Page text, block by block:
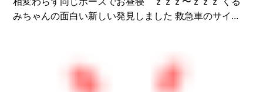
みちゃんの面白い新しい発見しました 救急車のサイ...